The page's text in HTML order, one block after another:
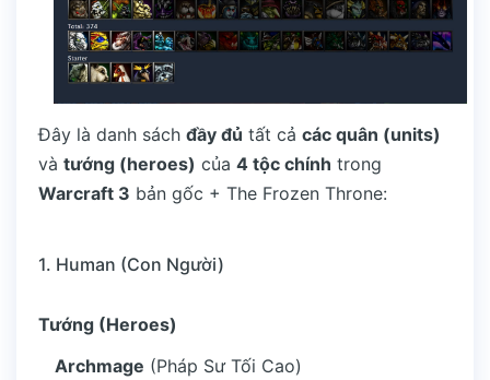
Đây là danh sách đầy đủ tất cả các quân (units)
và tướng (heroes) của 4 tộc chính trong
Warcraft 3 bản gốc + The Frozen Throne:
1. Human (Con Người)
Tướng (Heroes)
Archmage (Pháp Sư Tối Cao)